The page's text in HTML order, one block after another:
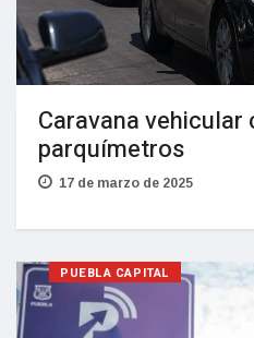
Caravana vehicular
parquímetros
17 de marzo de 2025
PUEBLA CAPITAL